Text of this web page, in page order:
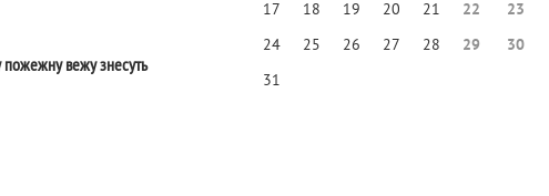
пожежну вежу знесуть
17
18 19 20 21 22
23
24
25 26 27 28 29
30
31